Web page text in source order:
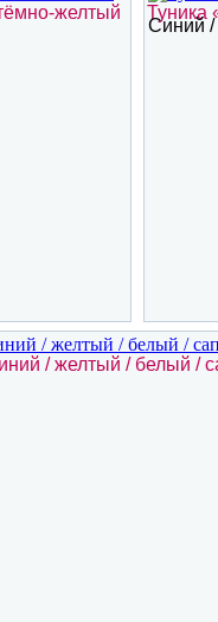
желтый Туника
Синий
/ желтый / белый /